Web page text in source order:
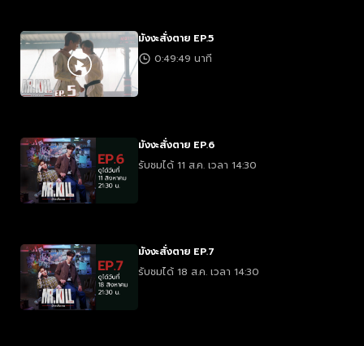
มังงะสั่งตาย EP.5
0:49:49 นาที
มังงะสั่งตาย EP.6
รับชมได้ 11 ส.ค. เวลา 14:30
มังงะสั่งตาย EP.7
รับชมได้ 18 ส.ค. เวลา 14:30